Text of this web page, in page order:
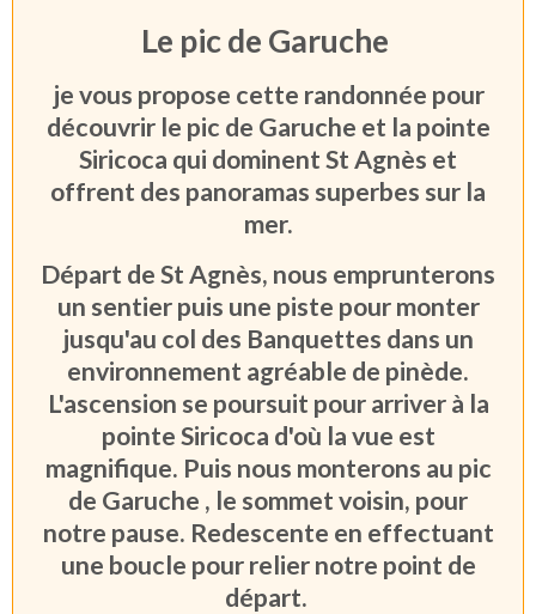
Le pic de Garuche
je vous propose cette randonnée pour
découvrir le pic de Garuche et la pointe
Siricoca qui dominent St Agnès et
offrent des panoramas superbes sur la
mer.
Départ de St Agnès, nous emprunterons
un sentier puis une piste pour monter
jusqu'au col des Banquettes dans un
environnement agréable de pinède.
L'ascension se poursuit pour arriver à la
pointe Siricoca d'où la vue est
magnifique. Puis nous monterons au pic
de Garuche , le sommet voisin, pour
notre pause. Redescente en effectuant
une boucle pour relier notre point de
départ.